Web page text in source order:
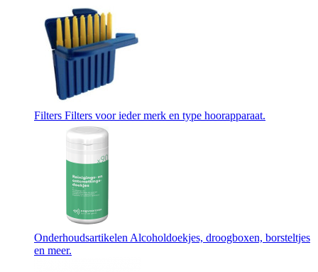
Filters Filters voor ieder merk en type hoorapparaat.
Onderhoudsartikelen Alcoholdoekjes, droogboxen, borsteltjes
en meer.